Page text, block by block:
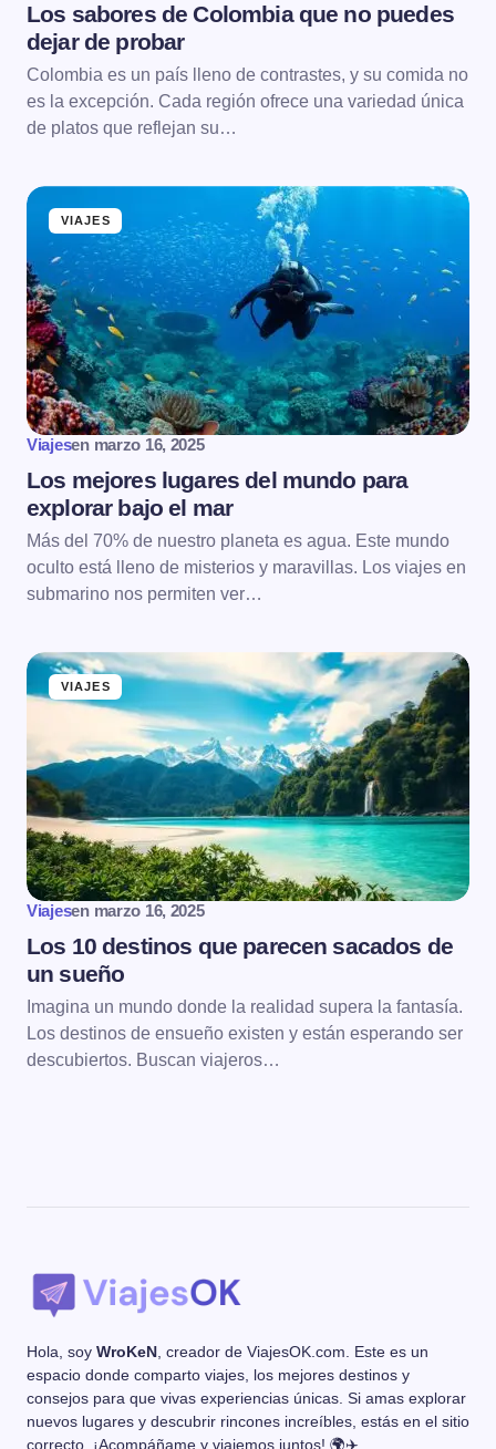
Los sabores de Colombia que no puedes
dejar de probar
Colombia es un país lleno de contrastes, y su comida no
es la excepción. Cada región ofrece una variedad única
de platos que reflejan su…
VIAJES
Viajesen marzo 16, 2025
Los mejores lugares del mundo para
explorar bajo el mar
Más del 70% de nuestro planeta es agua. Este mundo
oculto está lleno de misterios y maravillas. Los viajes en
submarino nos permiten ver…
VIAJES
Viajesen marzo 16, 2025
Los 10 destinos que parecen sacados de
un sueño
Imagina un mundo donde la realidad supera la fantasía.
Los destinos de ensueño existen y están esperando ser
descubiertos. Buscan viajeros…
Hola, soy WroKeN, creador de ViajesOK.com. Este es un
espacio donde comparto viajes, los mejores destinos y
consejos para que vivas experiencias únicas. Si amas explorar
nuevos lugares y descubrir rincones increíbles, estás en el sitio
correcto. ¡Acompáñame y viajemos juntos! 🌍✈️